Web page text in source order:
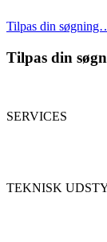
Tilpas din
Tilpas din
SERVICES
TEKNISK